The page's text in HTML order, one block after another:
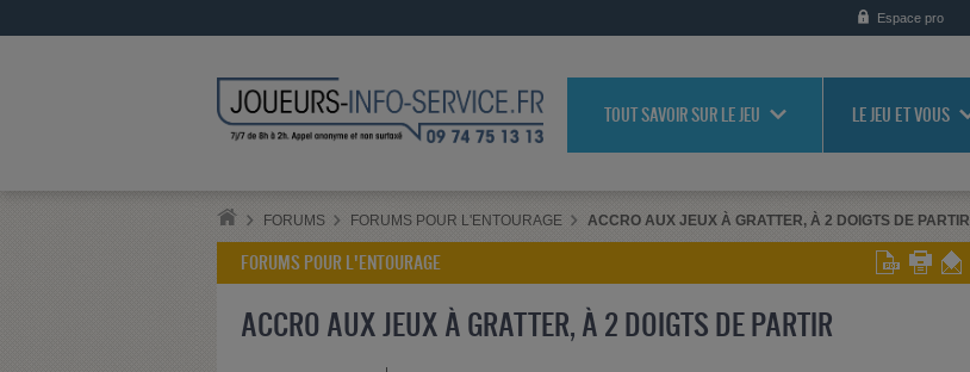
Espace pro
TOUT SAVOIR SUR LE JEU LE JEU ET VOUS
FORUMS FORUMS POUR L'ENTOURAGE ACCRO AUX JEUX À GRATTER, À 2 DOIGTS DE PARTIR
FORUMS POUR L'ENTOURAGE
ACCRO AUX JEUX À GRATTER, À 2 DOIGTS DE PARTIR